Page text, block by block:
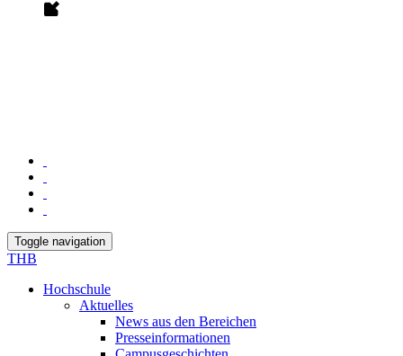
Toggle navigation
THB
Hochschule
Aktuelles
News aus den Bereichen
Presseinformationen